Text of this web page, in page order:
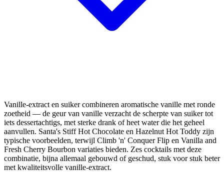
Vanille-extract en suiker combineren aromatische vanille met ronde
zoetheid — de geur van vanille verzacht de scherpte van suiker tot
iets dessertachtigs, met sterke drank of heet water die het geheel
aanvullen. Santa's Stiff Hot Chocolate en Hazelnut Hot Toddy zijn
typische voorbeelden, terwijl Climb 'n' Conquer Flip en Vanilla and
Fresh Cherry Bourbon variaties bieden. Zes cocktails met deze
combinatie, bijna allemaal gebouwd of geschud, stuk voor stuk beter
met kwaliteitsvolle vanille-extract.